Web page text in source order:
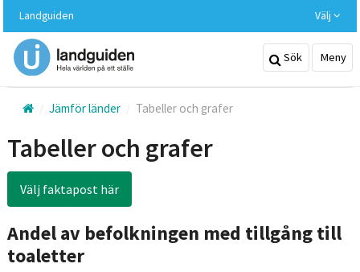
huvudinnehållet
Landguiden Välj
Sök Meny
Jämför länder Tabeller och grafer
Tabeller och grafer
Välj faktapost här
Andel av befolkningen med tillgång till
toaletter